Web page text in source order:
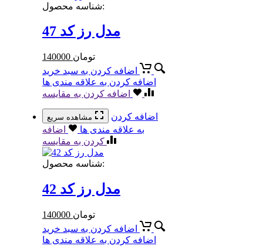
شناسه محصول:
مدل رز کد 47
140000 تومان
اضافه کردن به سبد خرید
اضافه کردن به علاقه مندی ها
اضافه کردن به مقایسه
مشاهده سریع
اضافه کردن
به علاقه مندی ها
اضافه
کردن به مقایسه
شناسه محصول:
مدل رز کد 42
140000 تومان
اضافه کردن به سبد خرید
اضافه کردن به علاقه مندی ها